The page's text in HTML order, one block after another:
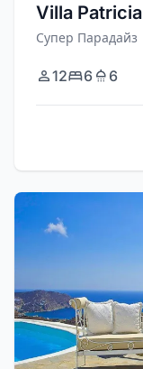
Villa Patricia
Супер Парадайз
12 6 6